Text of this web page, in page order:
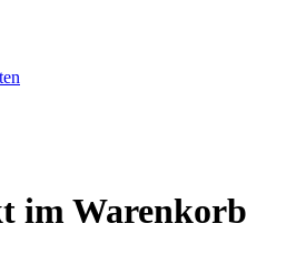
im Warenkorb